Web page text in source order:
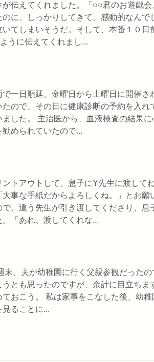
伝えてくれました。「○○君のお遊戯
に、しっかりしてきて、感動的なんで
てしまいそうだ。そして、本番１０日
うに伝えてくれまし...
一日順延、金曜日から土曜日に開催さ
ので、その日に健康診断の予約を入れ
した。 主治医から、血液検査の結果
められていたので...
トアウトして、息子にY先生に渡して
事な手紙だからよろしくね。」とお願
、違う先生が引き渡してくださり、息
「あれ、渡してくれな...
末、夫が幼稚園に行く父親参観だった
とも思ったのですが、余計に目立ちま
おこう。 私は家事をこなした後、幼
ることに...